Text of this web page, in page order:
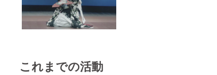
これまでの活動